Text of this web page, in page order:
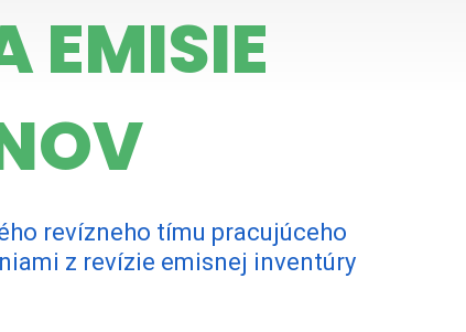
EMISIE
revízneho tímu pracujúceho
z revízie emisnej inventúry